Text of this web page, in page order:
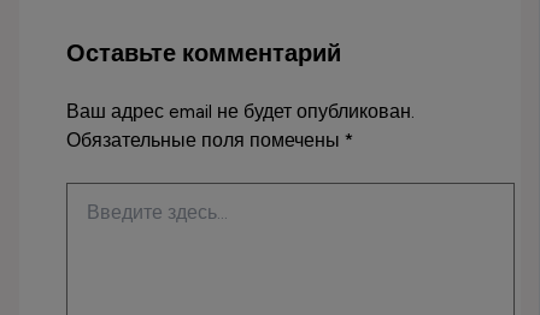
Оставьте комментарий
Ваш адрес email не будет опубликован.
Обязательные поля помечены*
здесь...